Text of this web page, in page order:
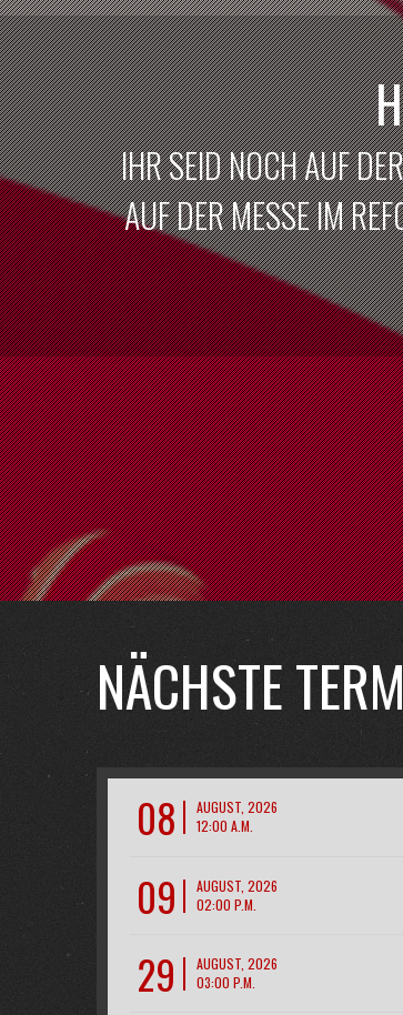
IHR SEID NOCH AUF
AUF DER MESSE IM
NÄCHSTE
08
AUGUST, 2026
12:00 A.M.
09
AUGUST, 2026
02:00 P.M.
29
AUGUST, 2026
03:00 P.M.